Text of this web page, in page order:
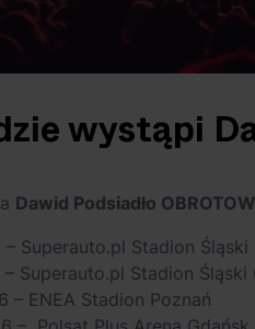
wystąpi
Dawid Podsiadło
Superauto.pl Stadion Śląski
Superauto.pl Stadion Śląski
– ENEA Stadion Poznań